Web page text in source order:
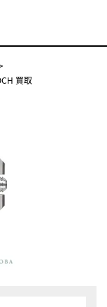
買取